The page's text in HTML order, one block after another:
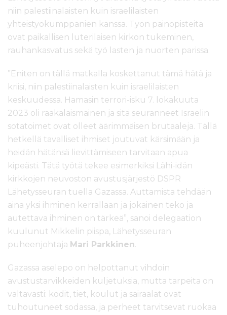
niin palestiinalaisten kuin israelilaisten
yhteistyökumppanien kanssa. Työn painopisteitä
ovat paikallisen luterilaisen kirkon tukeminen,
rauhankasvatus sekä työ lasten ja nuorten parissa.
”Eniten on tällä matkalla koskettanut tämä hätä ja
kriisi, niin palestiinalaisten kuin israelilaisten
keskuudessa. Hamasin terrori-isku 7. lokakuuta
2023 oli raakalaismainen ja sitä seuranneet Israelin
sotatoimet ovat olleet äärimmäisen brutaaleja. Tällä
hetkellä tavalliset ihmiset joutuvat kärsimään ja
heidän hätänsä lievittämiseen tarvitaan apua
kipeästi. Tätä työtä tekee esimerkiksi Lähi-idän
kirkkojen neuvoston avustusjärjestö DSPR
Lähetysseuran tuella Gazassa. Auttamista tehdään
aina yksi ihminen kerrallaan ja jokainen teko ja
autettava ihminen on tärkeä”, sanoi delegaation
kuulunut Mikkelin piispa, Lähetysseuran
puheenjohtaja Mari Parkkinen.
Gazassa aselepo on helpottanut vihdoin
avustustarvikkeiden kuljetuksia, mutta tarpeita on
valtavasti: kodit, tiet, koulut ja sairaalat ovat
tuhoutuneet sodassa, ja perheet tarvitsevat ruokaa